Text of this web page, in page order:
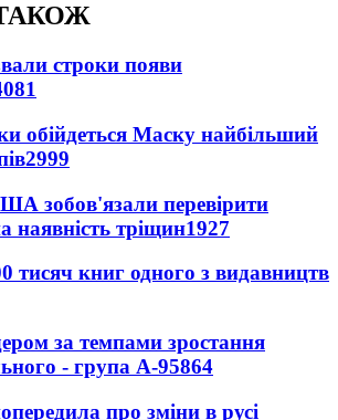
строки появи
обійдеться Маску найбільший
2999
зобов'язали перевірити
наявність тріщин1927
книг одного з видавництв
за темпами зростання
- група А-95864
про зміни в русі